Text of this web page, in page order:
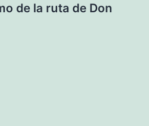
de la ruta de Don